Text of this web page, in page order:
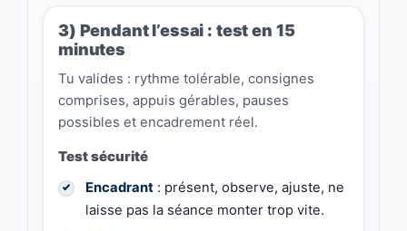
3) Pendant l’essai : test en 15
minutes
Tu valides : rythme tolérable, consignes
comprises, appuis gérables, pauses
possibles et encadrement réel.
Test sécurité
Encadrant : présent, observe, ajuste, ne
laisse pas la séance monter trop vite.